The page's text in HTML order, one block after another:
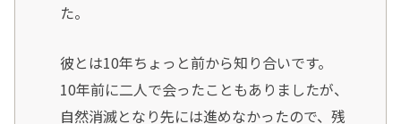
た。
彼とは10年ちょっと前から知り合いです。
10年前に二人で会ったこともありましたが、
自然消滅となり先には進めなかったので、残